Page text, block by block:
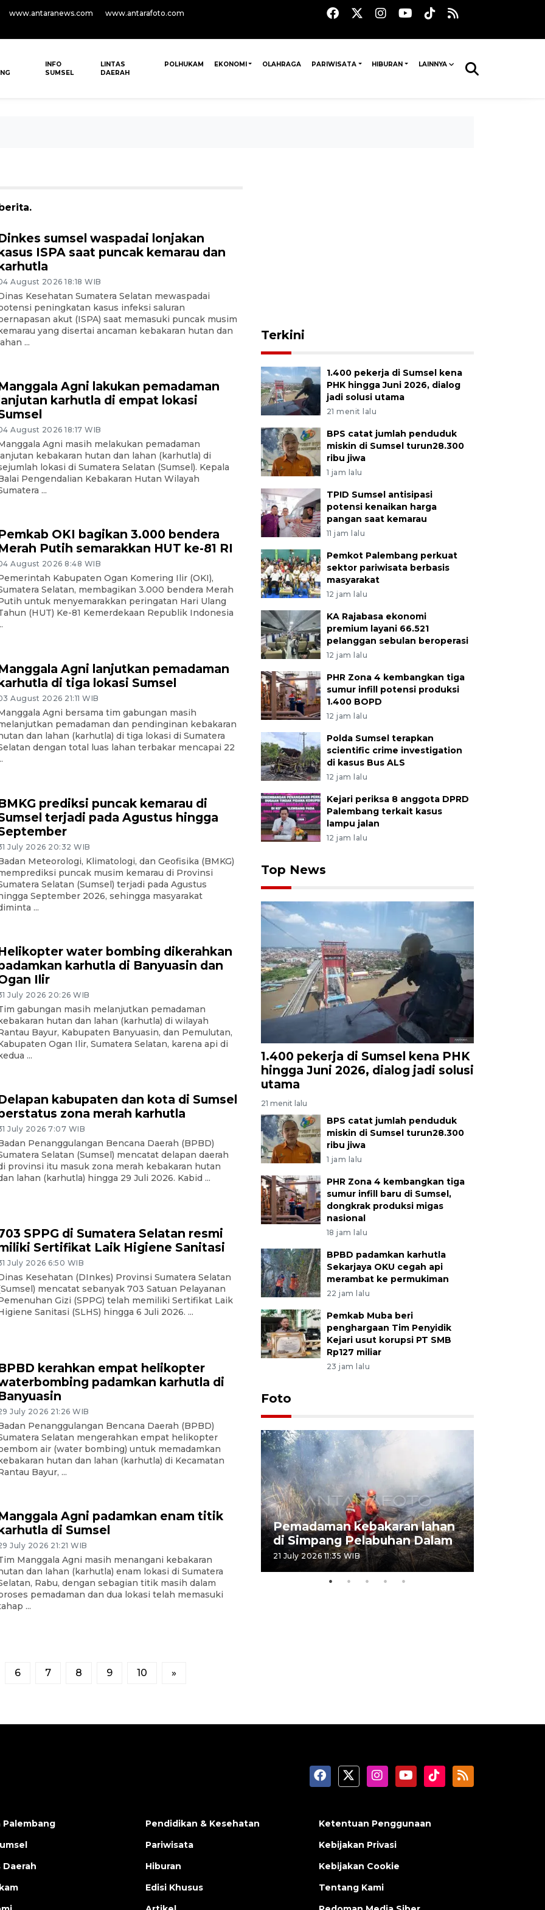
www.antaranews.com www.antarafoto.com
INFO
SUMSEL
LINTAS
DAERAH
POLHUKAM EKONOMI OLAHRAGA PARIWISATA HIBURAN LAINNYA
sumsel waspadai lonjakan
ISPA saat puncak kemarau dan
August 2026 18:18 WIB
Kesehatan Sumatera Selatan mewaspadai
peningkatan kasus infeksi saluran
akut (ISPA) saat memasuki puncak musim
yang disertai ancaman kebakaran hutan dan
...
Agni lakukan pemadaman
karhutla di empat lokasi
August 2026 18:17 WIB
Agni masih melakukan pemadaman
kebakaran hutan dan lahan (karhutla) di
lokasi di Sumatera Selatan (Sumsel). Kepala
Pengendalian Kebakaran Hutan Wilayah
...
OKI bagikan 3.000 bendera
Putih semarakkan HUT ke-81 RI
August 2026 8:48 WIB
Kabupaten Ogan Komering Ilir (OKI),
Selatan, membagikan 3.000 bendera Merah
untuk menyemarakkan peringatan Hari Ulang
(HUT) Ke-81 Kemerdekaan Republik Indonesia
Agni lanjutkan pemadaman
di tiga lokasi Sumsel
August 2026 21:11 WIB
Agni bersama tim gabungan masih
pemadaman dan pendinginan kebakaran
dan lahan (karhutla) di tiga lokasi di Sumatera
dengan total luas lahan terbakar mencapai 22
prediksi puncak kemarau di
terjadi pada Agustus hingga
July 2026 20:32 WIB
Meteorologi, Klimatologi, dan Geofisika (BMKG)
puncak musim kemarau di Provinsi
Selatan (Sumsel) terjadi pada Agustus
September 2026, sehingga masyarakat
...
water bombing dikerahkan
karhutla di Banyuasin dan
Ilir
July 2026 20:26 WIB
gabungan masih melanjutkan pemadaman
hutan dan lahan (karhutla) di wilayah
Bayur, Kabupaten Banyuasin, dan Pemulutan,
Ogan Ilir, Sumatera Selatan, karena api di
...
kabupaten dan kota di Sumsel
zona merah karhutla
July 2026 7:07 WIB
Penanggulangan Bencana Daerah (BPBD)
Selatan (Sumsel) mencatat delapan daerah
provinsi itu masuk zona merah kebakaran hutan
lahan (karhutla) hingga 29 Juli 2026. Kabid ...
SPPG di Sumatera Selatan resmi
Sertifikat Laik Higiene Sanitasi
July 2026 6:50 WIB
Kesehatan (DInkes) Provinsi Sumatera Selatan
mencatat sebanyak 703 Satuan Pelayanan
Gizi (SPPG) telah memiliki Sertifikat Laik
Sanitasi (SLHS) hingga 6 Juli 2026. ...
kerahkan empat helikopter
padamkan karhutla di
July 2026 21:26 WIB
Penanggulangan Bencana Daerah (BPBD)
Selatan mengerahkan empat helikopter
air (water bombing) untuk memadamkan
hutan dan lahan (karhutla) di Kecamatan
Bayur, ...
Agni padamkan enam titik
di Sumsel
July 2026 21:21 WIB
Manggala Agni masih menangani kebakaran
dan lahan (karhutla) enam lokasi di Sumatera
Rabu, dengan sebagian titik masih dalam
pemadaman dan dua lokasi telah memasuki
...
6 7 8 9 10 »
Terkini
1.400 pekerja di Sumsel kena
PHK hingga Juni 2026, dialog
jadi solusi utama
21 menit lalu
BPS catat jumlah penduduk
miskin di Sumsel turun28.300
ribu jiwa
1 jam lalu
TPID Sumsel antisipasi
potensi kenaikan harga
pangan saat kemarau
11 jam lalu
Pemkot Palembang perkuat
sektor pariwisata berbasis
masyarakat
12 jam lalu
KA Rajabasa ekonomi
premium layani 66.521
pelanggan sebulan beroperasi
12 jam lalu
PHR Zona 4 kembangkan tiga
sumur infill potensi produksi
1.400 BOPD
12 jam lalu
Polda Sumsel terapkan
scientific crime investigation
di kasus Bus ALS
12 jam lalu
Kejari periksa 8 anggota DPRD
Palembang terkait kasus
lampu jalan
12 jam lalu
Top News
1.400 pekerja di Sumsel kena PHK
hingga Juni 2026, dialog jadi solusi
utama
21 menit lalu
BPS catat jumlah penduduk
miskin di Sumsel turun28.300
ribu jiwa
1 jam lalu
PHR Zona 4 kembangkan tiga
sumur infill baru di Sumsel,
dongkrak produksi migas
nasional
18 jam lalu
BPBD padamkan karhutla
Sekarjaya OKU cegah api
merambat ke permukiman
22 jam lalu
Pemkab Muba beri
penghargaan Tim Penyidik
Kejari usut korupsi PT SMB
Rp127 miliar
23 jam lalu
Foto
Alokasi anggaran untuk bibit
kopi arabika Gayo
15 June 2026 11:15 WIB
Pemadaman kebakaran lahan
di Simpang Pelabuhan Dalam
21 July 2026 11:35 WIB
Pendidikan & Kesehatan
Pariwisata
Hiburan
Edisi Khusus
Ketentuan Penggunaan
Kebijakan Privasi
Kebijakan Cookie
Tentang Kami